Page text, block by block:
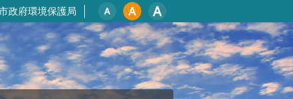
政府環境保護局